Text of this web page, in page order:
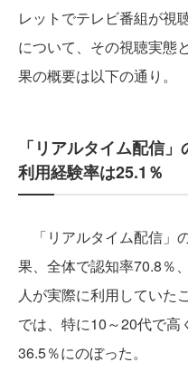
レットでテレビ番組が視
について、その視聴実態
果の概要は以下の通り。
「リアルタイム配信
利用経験率は25.1％
「リアルタイム配信」
果、全体で認知率70.8％
人が実際に利用していた
では、特に10～20代で
36.5％にのぼった。